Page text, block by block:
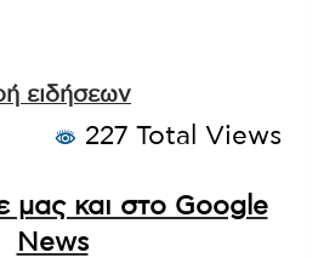
ειδήσεων
227 Total Views
μας και στο Google
News